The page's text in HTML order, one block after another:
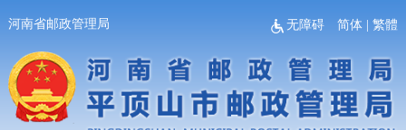
河南省邮政管理局 无障碍 简体 |繁體